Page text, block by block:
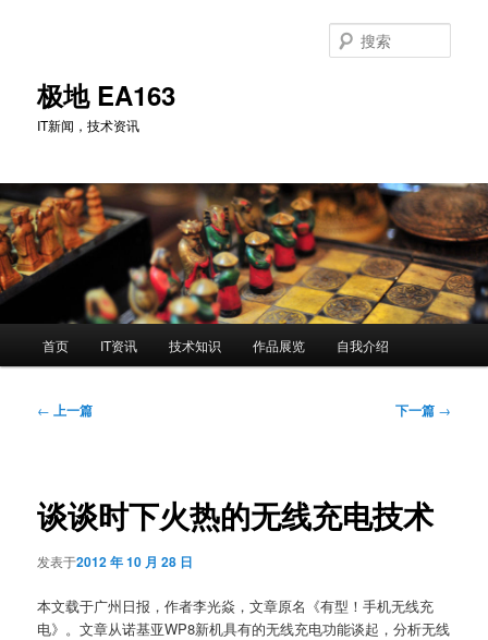
极地 EA163
IT新闻，技术资讯
索
首页 IT资讯 技术知识 作品展览 自我介绍
文
← 上一篇 下一篇 →
谈谈时下火热的无线充电技术
发表于2012 年 10 月 28 日
本文载于广州日报，作者李光焱，文章原名《有型！手机无线充
电》。文章从诺基亚WP8新机具有的无线充电功能谈起，分析无线